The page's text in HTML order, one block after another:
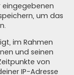
um das
im Rahmen
und seinen
von
IP-Adresse